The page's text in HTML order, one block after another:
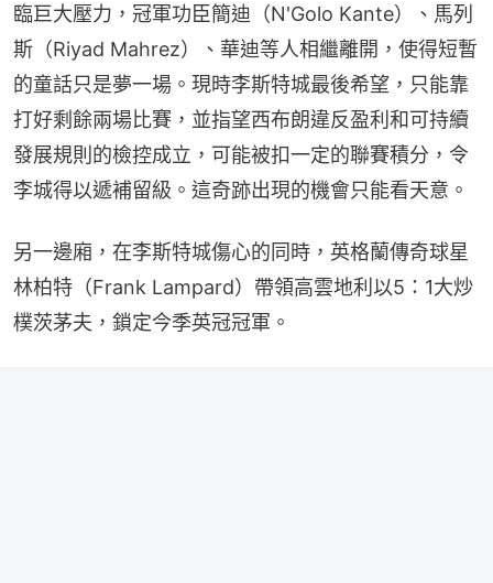
臨巨大壓力，冠軍功臣簡迪（N'Golo Kante）、馬列
斯（Riyad Mahrez）、華迪等人相繼離開，使得短暫
的童話只是夢一場。現時李斯特城最後希望，只能靠
打好剩餘兩場比賽，並指望西布朗違反盈利和可持續
發展規則的檢控成立，可能被扣一定的聯賽積分，令
李城得以遞補留級。這奇跡出現的機會只能看天意。
另一邊廂，在李斯特城傷心的同時，英格蘭傳奇球星
林柏特（Frank Lampard）帶領高雲地利以5：1大炒
樸茨茅夫，鎖定今季英冠冠軍。